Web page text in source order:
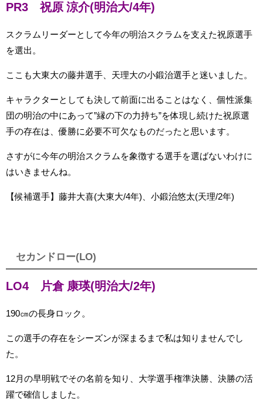
PR3 祝原 涼介(明治大/4年)
スクラムリーダーとして今年の明治スクラムを支えた祝原選手
を選出。
ここも大東大の藤井選手、天理大の小鍛治選手と迷いました。
キャラクターとしても決して前面に出ることはなく、個性派集
団の明治の中にあって”縁の下の力持ち”を体現し続けた祝原選
手の存在は、優勝に必要不可欠なものだったと思います。
さすがに今年の明治スクラムを象徴する選手を選ばないわけに
はいきませんね。
【候補選手】藤井大喜(大東大/4年)、小鍛治悠太(天理/2年)
セカンドロー(LO)
LO4 片倉 康瑛(明治大/2年)
190㎝の長身ロック。
この選手の存在をシーズンが深まるまで私は知りませんでし
た。
12月の早明戦でその名前を知り、大学選手権準決勝、決勝の活
躍で確信しました。